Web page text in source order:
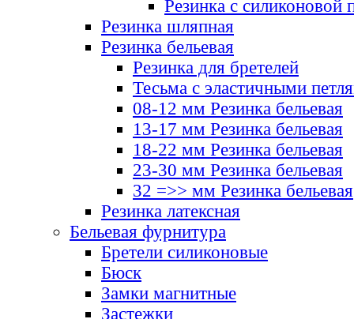
Резинка с силиконовой
Резинка шляпная
Резинка бельевая
Резинка для бретелей
Тесьма с эластичными
08-12 мм Резинка бельевая
13-17 мм Резинка бельевая
18-22 мм Резинка бельевая
23-30 мм Резинка бельевая
32 =>> мм Резинка бельевая
Резинка латексная
Бельевая фурнитура
Бретели силиконовые
Бюск
Замки магнитные
Застежки